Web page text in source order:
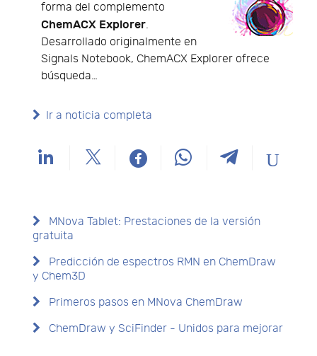
forma del complemento
ChemACX Explorer.
Desarrollado originalmente en
Signals Notebook, ChemACX Explorer ofrece
búsqueda…
Ir a noticia completa
MNova Tablet: Prestaciones de la versión
gratuita
Predicción de espectros RMN en ChemDraw
y Chem3D
Primeros pasos en MNova ChemDraw
ChemDraw y SciFinder - Unidos para mejorar